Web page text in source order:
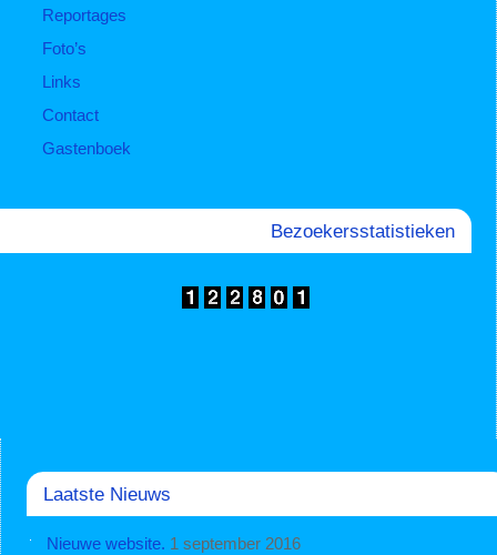
Reportages
Foto’s
Links
Contact
Gastenboek
Bezoekersstatistieken
Laatste Nieuws
Nieuwe website. 1 september 2016